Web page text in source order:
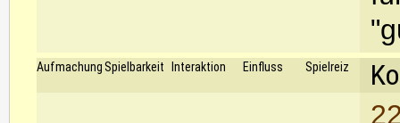
Aufmachung Spielbarkeit Interaktion Einfluss Spielreiz